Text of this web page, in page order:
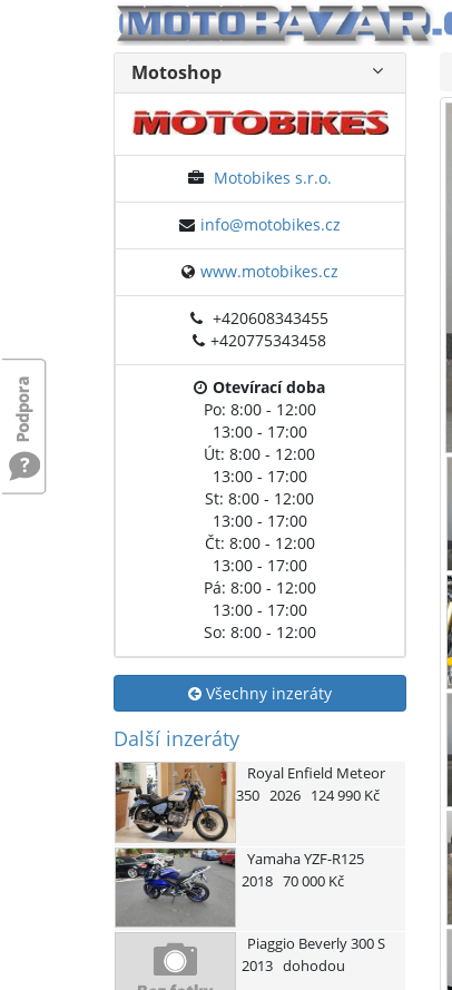
Motoshop
Motobikes s.r.o.
info@motobikes.cz
www.motobikes.cz
+420608343455
+420775343458
Otevírací doba
Po: 8:00 - 12:00
13:00 - 17:00
Út: 8:00 - 12:00
13:00 - 17:00
St: 8:00 - 12:00
13:00 - 17:00
Čt: 8:00 - 12:00
13:00 - 17:00
Pá: 8:00 - 12:00
13:00 - 17:00
So: 8:00 - 12:00
Všechny inzeráty
Další inzeráty
Royal Enfield Meteor
350 2026 124 990 Kč
YamahaYZF-R125
2018 70 000 Kč
Piaggio Beverly 300 S
2013 dohodou